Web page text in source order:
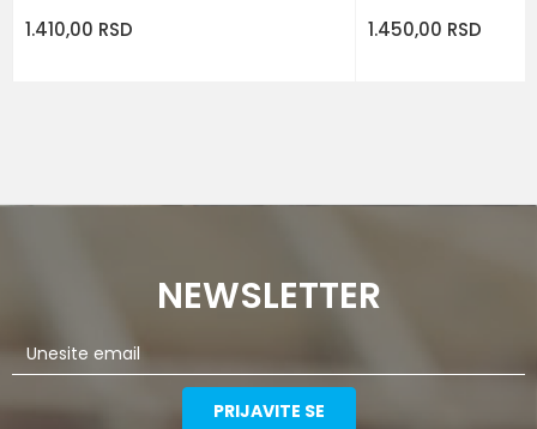
1.410,00 RSD 1.450,00 RSD
NEWSLETTER
PRIJAVITE SE